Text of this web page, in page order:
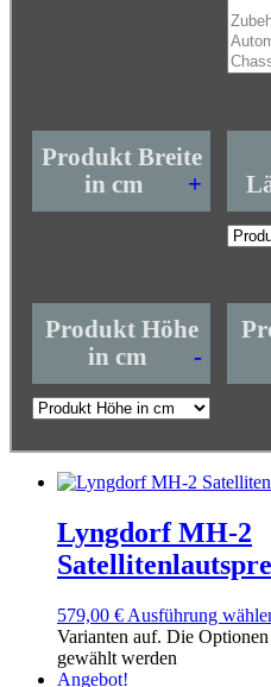
Produkt Breite
in cm
+
Produkt Höhe
in cm
-
Lyngdorf MH-2
579,00 € Ausführung
Varianten auf. Die
gewählt werden
Angebot!